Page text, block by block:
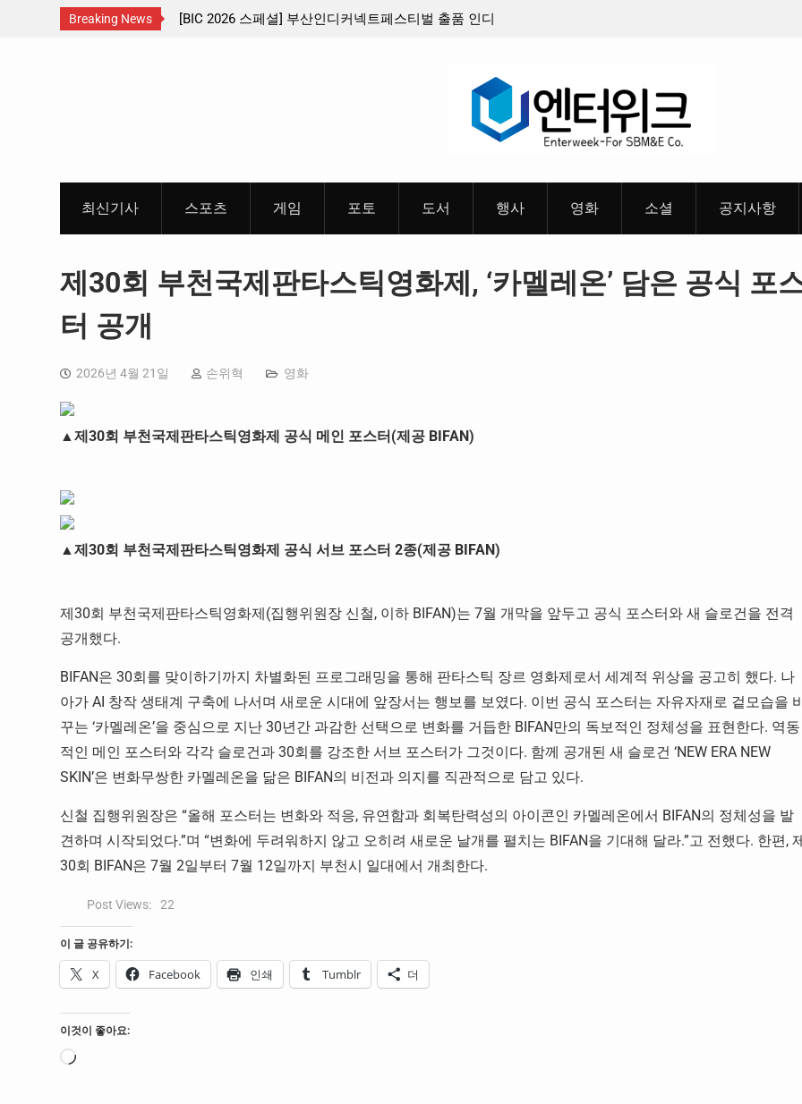
Breaking News
도권 서남부 교통
[BIC 2026 스페셜] 부산인디커넥트페스티벌 출품 인디
판타지 케이팝 애니메이션 ‘고스트밴드’ 8월 26일(수)
최신기사 스포츠 게임 포토 도서 행사 영화 소셜 공지사항
제30회 부천국제판타스틱영화제, ‘카멜레온’ 담은 공식 포
터 공개
2026년 4월 21일 손위혁 영화
▲제30회 부천국제판타스틱영화제 공식 메인 포스터(제공 BIFAN)
▲제30회 부천국제판타스틱영화제 공식 서브 포스터 2종(제공 BIFAN)
제30회 부천국제판타스틱영화제(집행위원장 신철, 이하 BIFAN)는 7월 개막을 앞두고 공식 포스터와 새 슬로건을 전격
공개했다.
BIFAN은 30회를 맞이하기까지 차별화된 프로그래밍을 통해 판타스틱 장르 영화제로서 세계적 위상을 공고히 했다. 나
아가 AI 창작 생태계 구축에 나서며 새로운 시대에 앞장서는 행보를 보였다. 이번 공식 포스터는 자유자재로 겉모습을
꾸는 ‘카멜레온’을 중심으로 지난 30년간 과감한 선택으로 변화를 거듭한 BIFAN만의 독보적인 정체성을 표현한다. 역동
적인 메인 포스터와 각각 슬로건과 30회를 강조한 서브 포스터가 그것이다. 함께 공개된 새 슬로건 ‘NEW ERA NEW
SKIN’은 변화무쌍한 카멜레온을 닮은 BIFAN의 비전과 의지를 직관적으로 담고 있다.
신철 집행위원장은 “올해 포스터는 변화와 적응, 유연함과 회복탄력성의 아이콘인 카멜레온에서 BIFAN의 정체성을 발
견하며 시작되었다.”며 “변화에 두려워하지 않고 오히려 새로운 날개를 펼치는 BIFAN을 기대해 달라.”고 전했다. 한편,
30회 BIFAN은 7월 2일부터 7월 12일까지 부천시 일대에서 개최한다.
Post Views: 22
이 글 공유하기:
X Facebook 인쇄 Tumblr 더
이것이 좋아요:
로